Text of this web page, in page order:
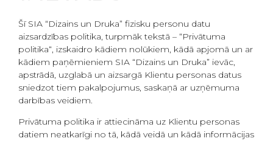
Šī SIA “Dizains un Druka” fizisku personu datu
aizsardzības politika, turpmāk tekstā – “Privātuma
politika“, izskaidro kādiem nolūkiem, kādā apjomā un ar
kādiem paņēmieniem SIA “Dizains un Druka” ievāc,
apstrādā, uzglabā un aizsargā Klientu personas datus
sniedzot tiem pakalpojumus, saskaņā ar uzņēmuma
darbības veidiem.
Privātuma politika ir attiecināma uz Klientu personas
datiem neatkarīgi no tā, kādā veidā un kādā informācijas